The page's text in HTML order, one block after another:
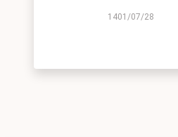
1401/07/28